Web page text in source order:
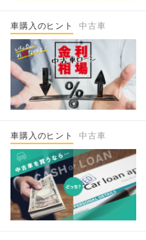
車購入のヒント 中古車
車購入のヒント 中古車